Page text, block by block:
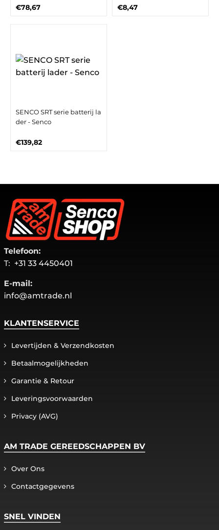
€78,67 €8,47
SENCO SRT serie batterij la
der - Senco
€139,82
Telefoon:
T: +31 33 4450401
E-mail:
info@amtrade.nl
KLANTENSERVICE
Levertijden & Verzendkosten
Betaalmogelijkheden
Garantie & Retour
Leveringsvoorwaarden
Privacy (AVG)
AM TRADE GEREEDSCHAPPEN BV
Over Ons
Contactgegevens
SNEL VINDEN